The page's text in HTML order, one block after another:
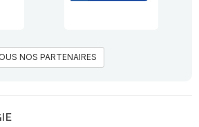
NOS PARTENAIRES